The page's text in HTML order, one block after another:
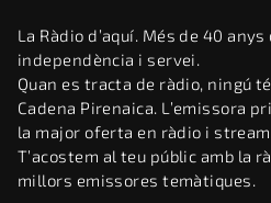
La Ràdio d’aquí. Més de 40
independència i servei.
Quan es tracta de ràdio, ningú
Cadena Pirenaica. L’emissora
la major oferta en ràdio i
T’acostem al teu públic amb la
millors emissores temàtiques.